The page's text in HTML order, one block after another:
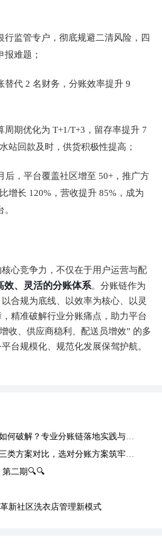
行监管专户，彻底规避二清风险，四
报难题；
替代 2 名财务，分账效率提升 9
周期优化为 T+1/T+3，留存率提升 7
站回款及时，供货积极性提高；
后，平台覆盖社区增至 50+，推广方
增长 120%，营收提升 85%，成为
心竞争力，不仅在于用户运营与配
效、灵活的分账体系。分账链作为
合规为底线、以效率为核心、以灵
精准破解行业分账痛点，助力平台
收、供应商稳利、配送员增效” 的多
台规模化、规范化发展保驾护航。
？专业分账链落地实践与技术方案解析
案对比，选对分账方案筑牢经营根基
第二期🔍️🔍️
新社区洗衣店管理新模式